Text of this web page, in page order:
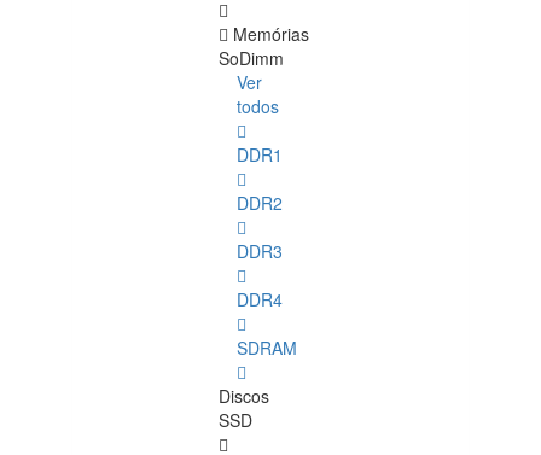
Memórias
SoDimm
Ver
todos
DDR1
DDR2
DDR3
DDR4
SDRAM
Discos
SSD